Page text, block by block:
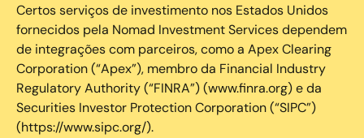
Certos serviços de investimento nos Estados Unidos
fornecidos pela Nomad Investment Services dependem
de integrações com parceiros, como a Apex Clearing
Corporation (“Apex”), membro da Financial Industry
Regulatory Authority (“FINRA”) (www.finra.org) e da
Securities Investor Protection Corporation (“SIPC”)
(https://www.sipc.org/).